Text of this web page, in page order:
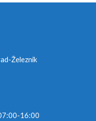
Železnik
16:00